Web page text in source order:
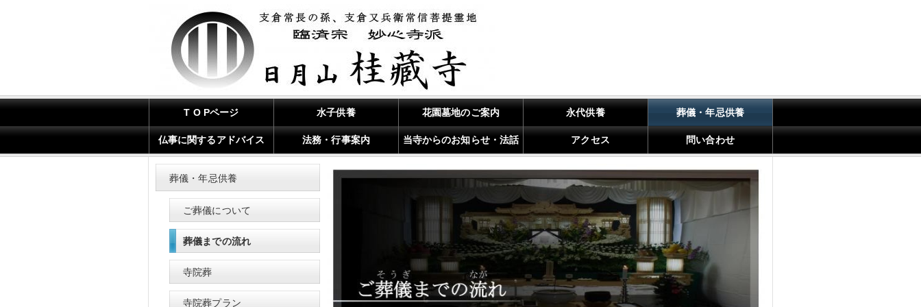
T O Pページ 水子供養 花園墓地のご案内 永代供養 葬儀・年忌供養
仏事に関するアドバイス 法務・行事案内 当寺からのお知らせ・法話 アクセス 問い合わせ
葬儀・年忌供養
ご葬儀について
葬儀までの流れ
寺院葬
寺院葬プラン